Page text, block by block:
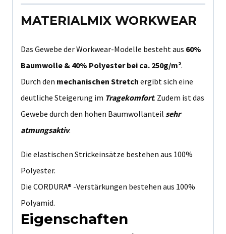
MATERIALMIX WORKWEAR
Das Gewebe der Workwear-Modelle besteht aus 60%
Baumwolle & 40% Polyester bei ca. 250g/m².
Durch den mechanischen Stretch ergibt sich eine
deutliche Steigerung im Tragekomfort. Zudem ist das
Gewebe durch den hohen Baumwollanteil sehr
atmungsaktiv.
Die elastischen Strickeinsätze bestehen aus 100%
Polyester.
Die CORDURA® -Verstärkungen bestehen aus 100%
Polyamid.
Eigenschaften